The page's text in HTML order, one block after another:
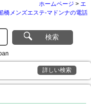
ホームページ > エ
橋メンズエステ-マドンナの電話
検索
詳しい検索